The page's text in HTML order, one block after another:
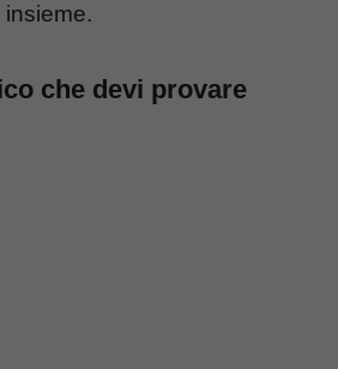
che devi provare